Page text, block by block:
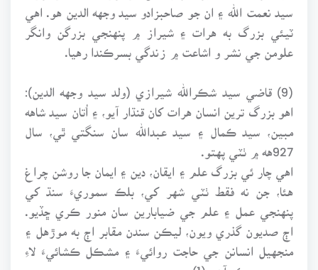
سيد نعمت الله ۽ ان جو صاحبزادو سيد وجهه الدين هو. اهي
ٽيئي بزرگ به هرات ۽ شيراز ۾ پنهنجي بزرگن وانگر
علومن جي نشر و اشاعت ۾ زندگي بسرڪندا رهيا.
(9) قاضي سيد شڪرالله شيرازي (ولد سيد وجهه الدين):
اهو بزرگ ترين انسان هرات کان قنڌار آيو، ۽ اُتان سيد شاهه
مبين، سيد ڪمال ۽ سيد عبدالله سان سنگتي ٿي، سال
927هه ۾ ٺٽي پهتو.
اهي چار ئي بزرگ علم ۽ ايقان، دين ۽ ايمان جا روشن چراغ
هئا، جن نه فقط ٺٽي شهر کي، بلڪ سموريءَ سنڌ کي
پنهنجي عمل ۽ علم جي ضيابارين سان منور ڪري ڇڏيو.
اڄ صديون گذري ويون، ليڪن سندن مقابر اڄ به موڙهل ۽
منجهيل انسانن جي حاجت روائيءَ ۽ مشڪل ڪشائيءَ لاءِ
مرجع ۽ مرڪز آهن (1)